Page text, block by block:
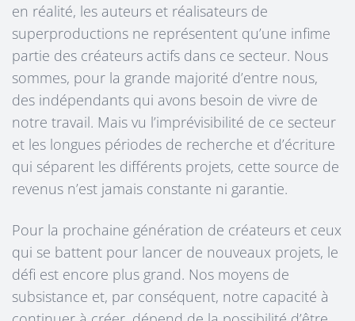
en réalité, les auteurs et réalisateurs de
superproductions ne représentent qu’une infime
partie des créateurs actifs dans ce secteur. Nous
sommes, pour la grande majorité d’entre nous,
des indépendants qui avons besoin de vivre de
notre travail. Mais vu l’imprévisibilité de ce secteur
et les longues périodes de recherche et d’écriture
qui séparent les différents projets, cette source de
revenus n’est jamais constante ni garantie.
Pour la prochaine génération de créateurs et ceux
qui se battent pour lancer de nouveaux projets, le
défi est encore plus grand. Nos moyens de
subsistance et, par conséquent, notre capacité à